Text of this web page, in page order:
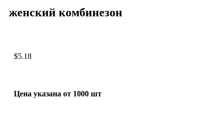
женский комбинезон
$5.18
Цена указана от 1000 шт